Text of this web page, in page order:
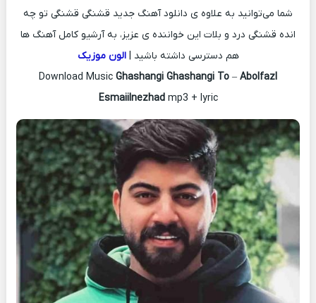
شما می‌توانید به علاوه ی دانلود آهنگ جدید قشنگی قشنگی تو چه
انده قشنگی درد و بلات این خواننده ی عزیز، به آرشیو کامل آهنگ ها
هم دسترسی داشته باشید |الون موزیک
Download Music Ghashangi Ghashangi To – Abolfazl
Esmaiilnezhadmp3 + lyric